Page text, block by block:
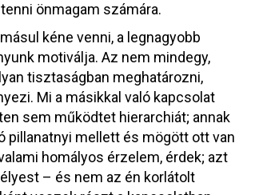
önmagam számára.
kéne venni, a legnagyobb
motiválja. Az nem mindegy,
tisztaságban meghatározni,
Mi a másikkal való kapcsolat
sem működtet hierarchiát; annak
pillanatnyi mellett és mögött ott van
homályos érzelem, érdek; azt
– és nem az én korlátolt